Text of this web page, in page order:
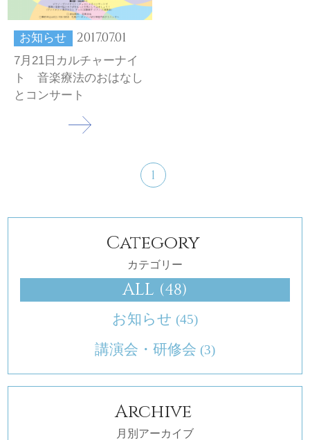
お知らせ 2017.07.01
7月21日カルチャーナイ
ト 音楽療法のおはなし
とコンサート
1
Category
カテゴリー
ALL (48)
お知らせ (45)
講演会・研修会 (3)
Archive
月別アーカイブ